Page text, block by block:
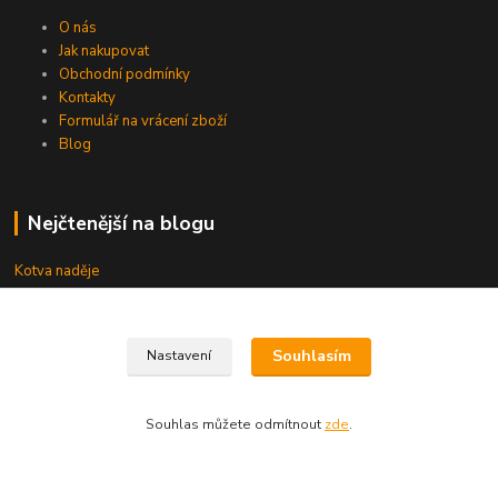
O nás
Jak nakupovat
Obchodní podmínky
Kontakty
Formulář na vrácení zboží
Blog
Nejčtenější na blogu
Kotva naděje
Kde nás najdeteNastavení Souhlasím
Souhlas můžete odmítnout zde.